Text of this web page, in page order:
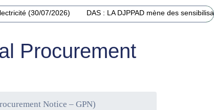
(30/07/2026) DAS : LA DJPPAD mène des
Procurement
Notice – GPN)